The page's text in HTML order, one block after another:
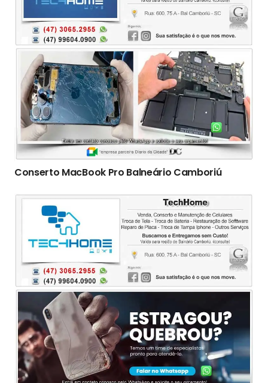
Conserto ‎MacBook Pro Balneário Camboriú